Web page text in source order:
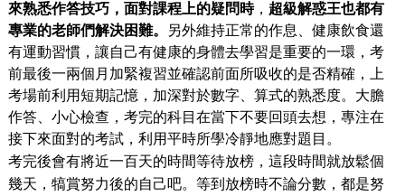
來熟悉作答技巧，面對課程上的疑問時， 超級解惑王也都有
專業的老師們解決困難。
另外維持正常的作息、健康飲食還
有運動習慣，讓自己有健康的身體去學習是重要的一環，考
前最後一兩個月加緊複習並確認前面所吸收的是否精確，上
考場前利用短期記憶，加深對於數字、算式的熟悉度。大膽
作答、小心檢查，考完的科目在當下不要回頭去想，專注在
接下來面對的考試，利用平時所學冷靜地應對題目。
考完後會有將近一百天的時間等待放榜，這段時間就放鬆個
幾天，犒賞努力後的自己吧。等到放榜時不論分數，都是努